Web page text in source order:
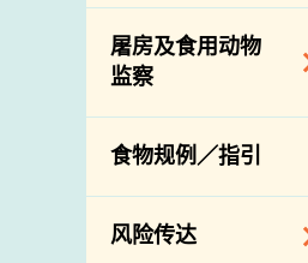
资料
食物安全之风险评
估
食物事故应变及管
理
食物消费量调查
络内地有关当局
进口食物管制
口检验
出口验证
出口食物往内地
出口商及业界的消
息
屠房及食用动物
监察
规管农业化学物及
兽医药物在食用动
物上的使用
屠房及疾病监测
食物规例／指引
风险传达